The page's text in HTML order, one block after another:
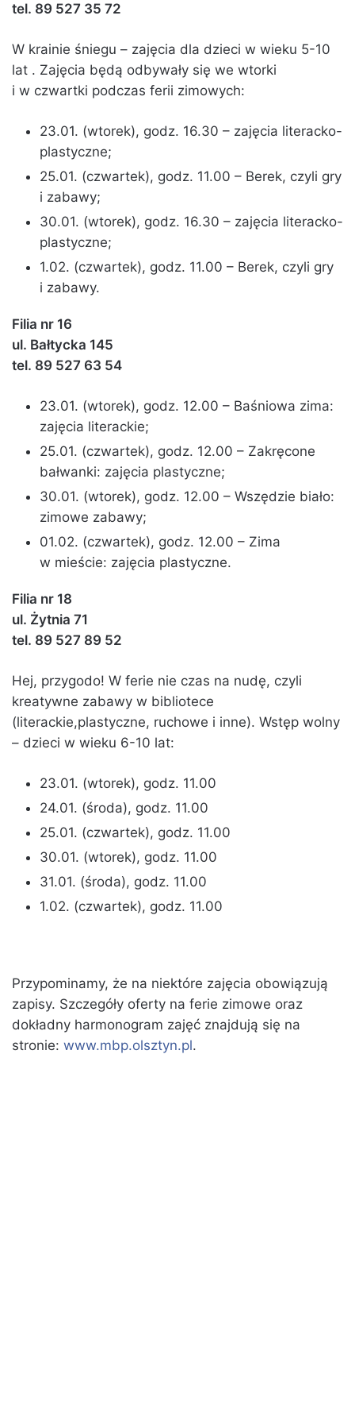
tel. 89 527 35 72
W krainie śniegu – zajęcia dla dzieci w wieku 5-10
lat . Zajęcia będą odbywały się we wtorki
i w czwartki podczas ferii zimowych:
23.01. (wtorek), godz. 16.30 – zajęcia literacko-
plastyczne;
25.01. (czwartek), godz. 11.00 – Berek, czyli gry
i zabawy;
30.01. (wtorek), godz. 16.30 – zajęcia literacko-
plastyczne;
1.02. (czwartek), godz. 11.00 – Berek, czyli gry
i zabawy.
Filia nr 16
ul. Bałtycka 145
tel. 89 527 63 54
23.01. (wtorek), godz. 12.00 – Baśniowa zima:
zajęcia literackie;
25.01. (czwartek), godz. 12.00 – Zakręcone
bałwanki: zajęcia plastyczne;
30.01. (wtorek), godz. 12.00 – Wszędzie biało:
zimowe zabawy;
01.02. (czwartek), godz. 12.00 – Zima
w mieście: zajęcia plastyczne.
Filia nr 18
ul. Żytnia 71
tel. 89 527 89 52
Hej, przygodo! W ferie nie czas na nudę, czyli
kreatywne zabawy w bibliotece
(literackie,plastyczne, ruchowe i inne). Wstęp wolny
– dzieci w wieku 6-10 lat:
23.01. (wtorek), godz. 11.00
24.01. (środa), godz. 11.00
25.01. (czwartek), godz. 11.00
30.01. (wtorek), godz. 11.00
31.01. (środa), godz. 11.00
1.02. (czwartek), godz. 11.00
Przypominamy, że na niektóre zajęcia obowiązują
zapisy. Szczegóły oferty na ferie zimowe oraz
dokładny harmonogram zajęć znajdują się na
stronie: www.mbp.olsztyn.pl.